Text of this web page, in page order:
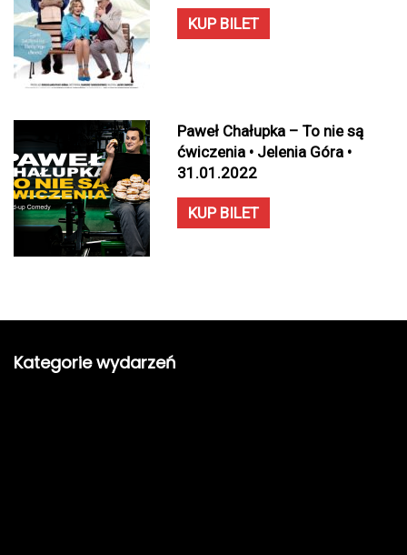
KUP BILET
Paweł Chałupka – To nie są
ćwiczenia • Jelenia Góra •
31.01.2022
KUP BILET
Kategorie wydarzeń